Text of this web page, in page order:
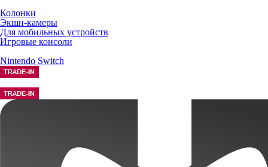
Колонки
Экшн-камеры
Для мобильных устройств
Игровые консоли
Nintendo Switch